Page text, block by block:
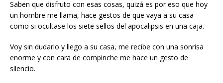
Saben que disfruto con esas cosas, quizá es por eso que hoy
un hombre me llama, hace gestos de que vaya a su casa
como si ocultase los siete sellos del apocalipsis en una caja.
Voy sin dudarlo y llego a su casa, me recibe con una sonrisa
enorme y con cara de compinche me hace un gesto de
silencio.